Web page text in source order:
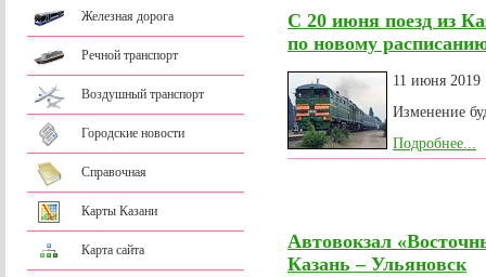
Железная дорога
Речной транспорт
Воздушный транспорт
Городские новости
Справочная
Карты Казани
Карта сайта
С 20 июня поезд из
по новому
11 июня 2019
Изменение
Подробнее...
Автовокзал
Казань – Ульяновск